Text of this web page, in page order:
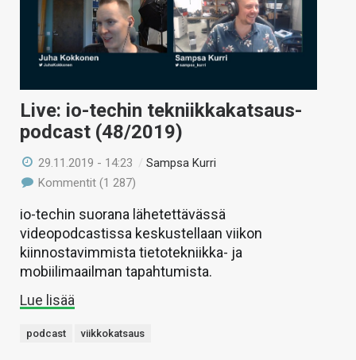
Live: io-techin tekniikkakatsaus-
podcast (48/2019)
29.11.2019 - 14:23 /Sampsa Kurri
Kommentit (1 287)
io-techin suorana lähetettävässä
videopodcastissa keskustellaan viikon
kiinnostavimmista tietotekniikka- ja
mobiilimaailman tapahtumista.
Lue lisää
podcast viikkokatsaus